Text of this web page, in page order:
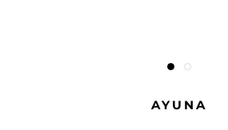
AYUNA